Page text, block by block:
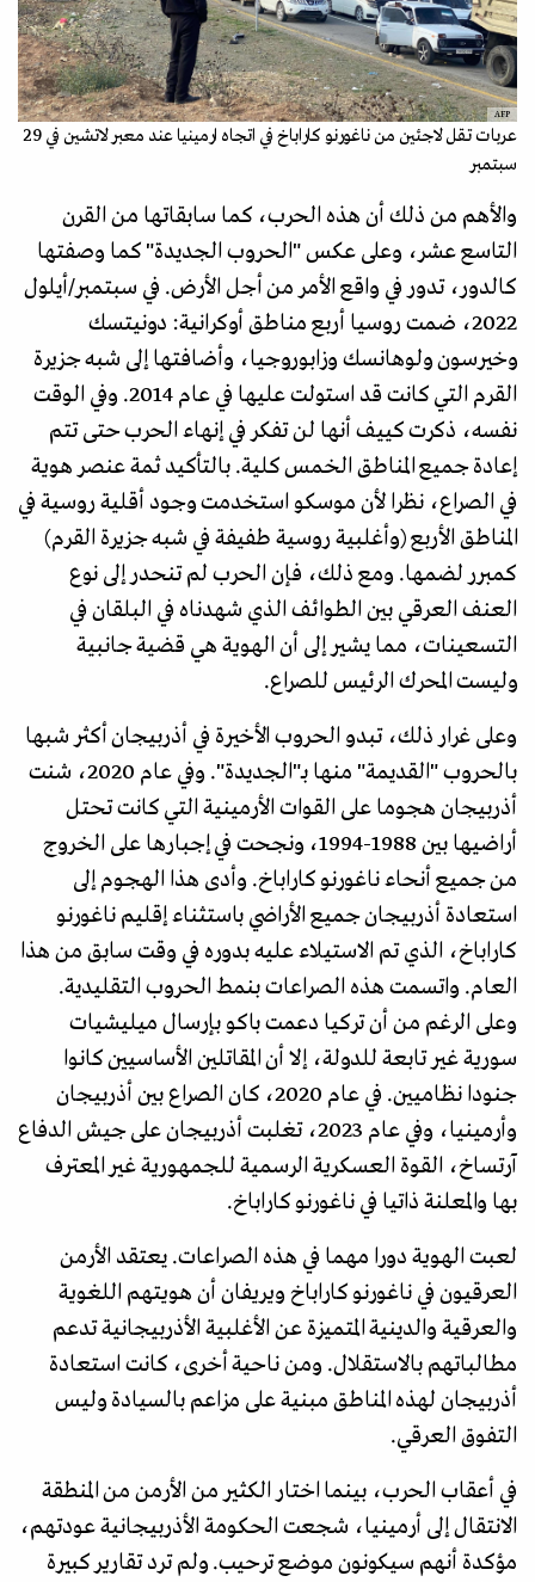
AFP
عربات تقل لاجئين من ناغورنو كاراباخ في اتجاه ارمينيا عند معبر لاتشين في 29
سبتمبر
والأهم من ذلك أن هذه الحرب، كما سابقاتها من القرن
التاسع عشر، وعلى عكس "الحروب الجديدة" كما وصفتها
كالدور، تدور في واقع الأمر من أجل الأرض. في سبتمبر/أيلول
2022، ضمت روسيا أربع مناطق أوكرانية: دونيتسك
وخيرسون ولوهانسك وزابوروجيا، وأضافتها إلى شبه جزيرة
القرم التي كانت قد استولت عليها في عام 2014. وفي الوقت
نفسه، ذكرت كييف أنها لن تفكر في إنهاء الحرب حتى تتم
إعادة جميع المناطق الخمس كلية. بالتأكيد ثمة عنصر هوية
في الصراع، نظرا لأن موسكو استخدمت وجود أقلية روسية في
المناطق الأربع (وأغلبية روسية طفيفة في شبه جزيرة القرم)
كمبرر لضمها. ومع ذلك، فإن الحرب لم تنحدر إلى نوع
العنف العرقي بين الطوائف الذي شهدناه في البلقان في
التسعينات، مما يشير إلى أن الهوية هي قضية جانبية
وليست المحرك الرئيس للصراع.
وعلى غرار ذلك، تبدو الحروب الأخيرة في أذربيجان أكثر شبها
بالحروب "القديمة" منها بـ"الجديدة". وفي عام 2020، شنت
أذربيجان هجوما على القوات الأرمينية التي كانت تحتل
أراضيها بين 1988-1994، ونجحت في إجبارها على الخروج
من جميع أنحاء ناغورنو كاراباخ. وأدى هذا الهجوم إلى
استعادة أذربيجان جميع الأراضي باستثناء إقليم ناغورنو
كاراباخ، الذي تم الاستيلاء عليه بدوره في وقت سابق من هذا
العام. واتسمت هذه الصراعات بنمط الحروب التقليدية.
وعلى الرغم من أن تركيا دعمت باكو بإرسال ميليشيات
سورية غير تابعة للدولة، إلا أن المقاتلين الأساسيين كانوا
جنودا نظاميين. في عام 2020، كان الصراع بين أذربيجان
وأرمينيا، وفي عام 2023، تغلبت أذربيجان على جيش الدفاع
آرتساخ، القوة العسكرية الرسمية للجمهورية غير المعترف
بها والمعلنة ذاتيا في ناغورنو كاراباخ.
لعبت الهوية دورا مهما في هذه الصراعات. يعتقد الأرمن
العرقيون في ناغورنو كاراباخ ويريفان أن هويتهم اللغوية
والعرقية والدينية المتميزة عن الأغلبية الأذربيجانية تدعم
مطالباتهم بالاستقلال. ومن ناحية أخرى، كانت استعادة
أذربيجان لهذه المناطق مبنية على مزاعم بالسيادة وليس
التفوق العرقي.
في أعقاب الحرب، بينما اختار الكثير من الأرمن من المنطقة
الانتقال إلى أرمينيا، شجعت الحكومة الأذربيجانية عودتهم،
مؤكدة أنهم سيكونون موضع ترحيب. ولم ترد تقارير كبيرة